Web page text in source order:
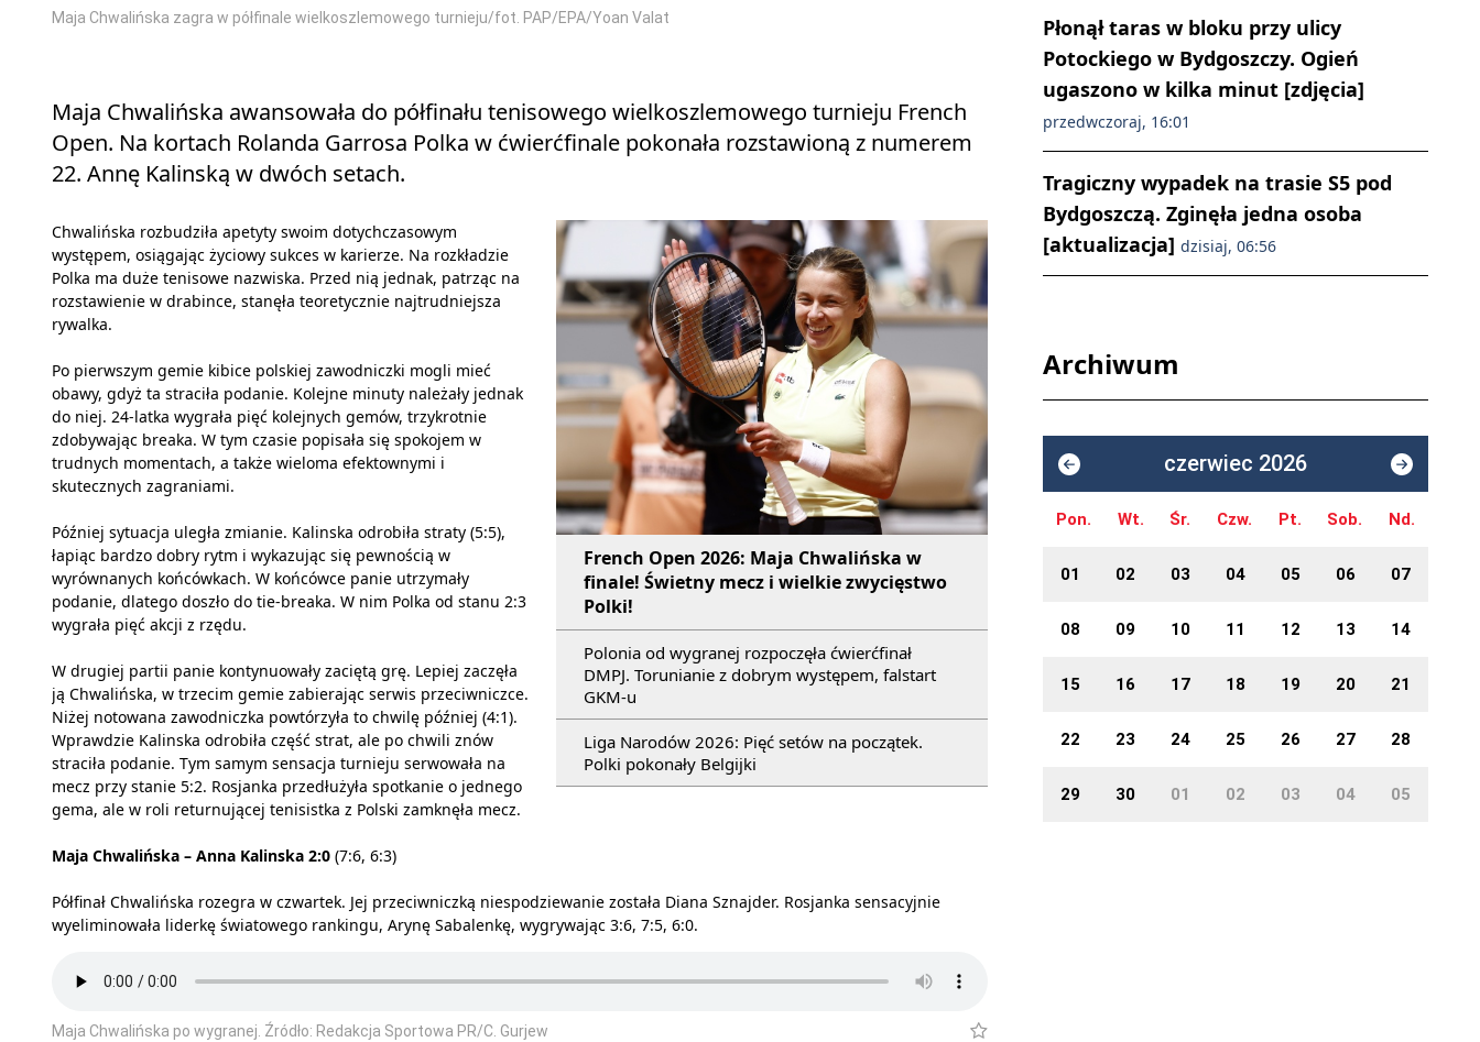
Maja Chwalińska zagra w półfinale wielkoszlemowego turnieju/fot. PAP/EPA/Yoan Valat
Maja Chwalińska awansowała do półfinału tenisowego wielkoszlemowego turnieju French
Open. Na kortach Rolanda Garrosa Polka w ćwierćfinale pokonała rozstawioną z numerem
22. Annę Kalinską w dwóch setach.
French Open 2026: Maja Chwalińska w
finale! Świetny mecz i wielkie zwycięstwo
Polki!
Polonia od wygranej rozpoczęła ćwierćfinał
DMPJ. Torunianie z dobrym występem, falstart
GKM-u
Liga Narodów 2026: Pięć setów na początek.
Polki pokonały Belgijki
Chwalińska rozbudziła apetyty swoim dotychczasowym
występem, osiągając życiowy sukces w karierze. Na rozkładzie
Polka ma duże tenisowe nazwiska. Przed nią jednak, patrząc na
rozstawienie w drabince, stanęła teoretycznie najtrudniejsza
rywalka.
Po pierwszym gemie kibice polskiej zawodniczki mogli mieć
obawy, gdyż ta straciła podanie. Kolejne minuty należały jednak
do niej. 24-latka wygrała pięć kolejnych gemów, trzykrotnie
zdobywając breaka. W tym czasie popisała się spokojem w
trudnych momentach, a także wieloma efektownymi i
skutecznych zagraniami.
Później sytuacja uległa zmianie. Kalinska odrobiła straty (5:5),
łapiąc bardzo dobry rytm i wykazując się pewnością w
wyrównanych końcówkach. W końcówce panie utrzymały
podanie, dlatego doszło do tie-breaka. W nim Polka od stanu 2:3
wygrała pięć akcji z rzędu.
W drugiej partii panie kontynuowały zaciętą grę. Lepiej zaczęła
ją Chwalińska, w trzecim gemie zabierając serwis przeciwniczce.
Niżej notowana zawodniczka powtórzyła to chwilę później (4:1).
Wprawdzie Kalinska odrobiła część strat, ale po chwili znów
straciła podanie. Tym samym sensacja turnieju serwowała na
mecz przy stanie 5:2. Rosjanka przedłużyła spotkanie o jednego
gema, ale w roli returnującej tenisistka z Polski zamknęła mecz.
Maja Chwalińska – Anna Kalinska 2:0 (7:6, 6:3)
Półfinał Chwalińska rozegra w czwartek. Jej przeciwniczką niespodziewanie została Diana Sznajder. Rosjanka sensacyjnie
wyeliminowała liderkę światowego rankingu, Arynę Sabalenkę, wygrywając 3:6, 7:5, 6:0.
Maja Chwalińska po wygranej. Źródło: Redakcja Sportowa PR/C. Gurjew
Płonął taras w bloku przy ulicy
Potockiego w Bydgoszczy. Ogień
ugaszono w kilka minut [zdjęcia]
przedwczoraj, 16:01
Tragiczny wypadek na trasie S5 pod
Bydgoszczą. Zginęła jedna osoba
[aktualizacja] dzisiaj, 06:56
Archiwum
czerwiec 2026
Pon. Wt. Śr. Czw. Pt. Sob. Nd.
01 02 03 04 05 06 07
08 09 10 11 12 13 14
15 16 17 18 19 20 21
22 23 24 25 26 27 28
29 30 01 02 03 04 05